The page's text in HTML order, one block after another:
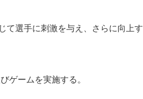
選手に刺激を与え、さらに向上
ゲームを実施する。